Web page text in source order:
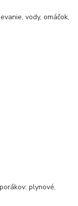
vody, omáčok,
plynové,